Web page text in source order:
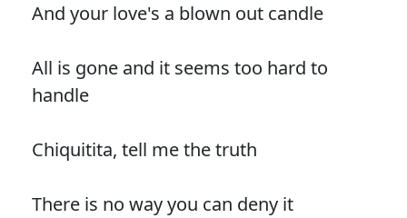
And your love's a blown out candle
All is gone and it seems too hard to
handle
Chiquitita, tell me the truth
There is no way you can deny it